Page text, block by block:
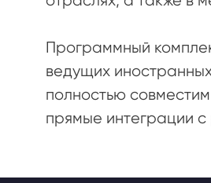
Программный
ведущих
полностью
прямые интеграции